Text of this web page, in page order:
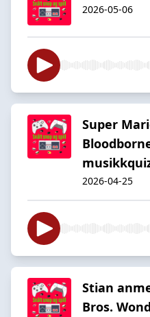
2026-05-06
Super
2026-04-25
Stian
Bros.